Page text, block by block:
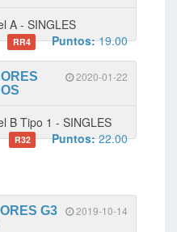
A - SINGLES
RR4 Puntos:19.00
2020-01-22
B Tipo 1 - SINGLES
R32 Puntos:22.00
2019-10-14
G3